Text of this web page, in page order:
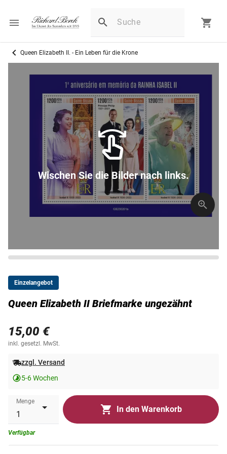
Queen Elizabeth II. - Ein Leben für die Krone
Wischen Sie die Bilder nach links.
Einzelangebot
Queen Elizabeth II Briefmarke ungezähnt
15,00 €
inkl. gesetzl. MwSt.
zzgl. Versand
5-6 Wochen
Menge
In den Warenkorb
Verfügbar